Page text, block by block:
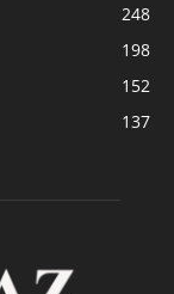
248
198
152
137